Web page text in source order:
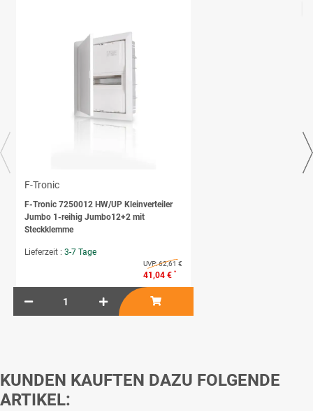
F-Tronic
F-Tronic 7250012 HW/UP Kleinverteiler
Jumbo 1-reihig Jumbo12+2 mit
Steckklemme
Lieferzeit : 3-7 Tage
UVP:62,61 €
41,04 € *
KUNDEN KAUFTEN DAZU FOLGENDE
ARTIKEL: